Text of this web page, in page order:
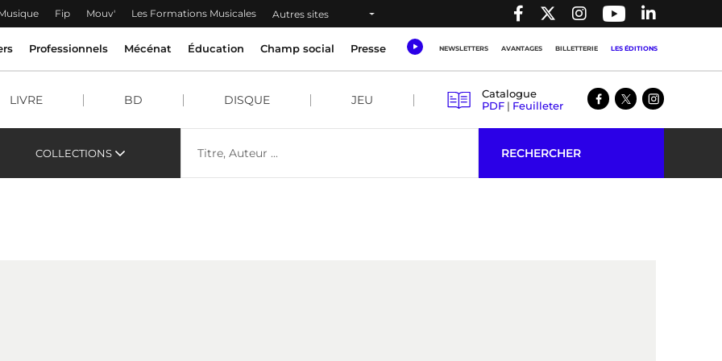
Fip Mouv' Les Formations Musicales Autres sites
Professionnels Mécénat Éducation Champ social Presse NEWSLETTERS AVANTAGES BILLETTERIE LES ÉDITIONS
LIVRE BD DISQUE JEU
Catalogue
PDF | Feuilleter
COLLECTIONS RECHERCHER